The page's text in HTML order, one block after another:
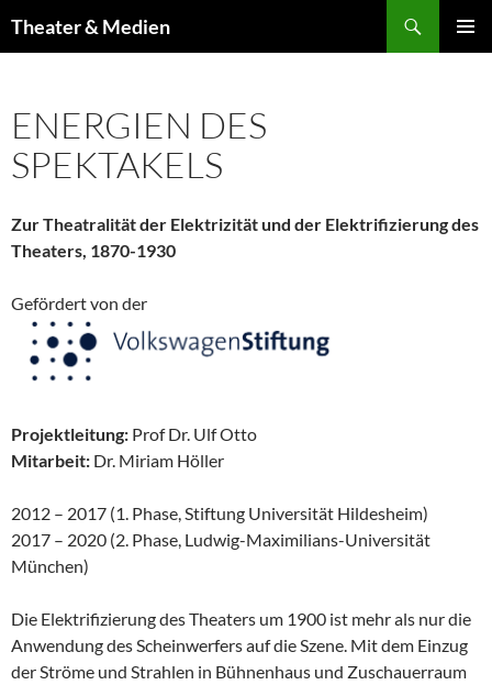
Inhalt
Theater & Medien
ENERGIEN DES
SPEKTAKELS
Zur Theatralität der Elektrizität und der Elektrifizierung des
Theaters, 1870-1930
Gefördert von der
Projektleitung: Prof Dr. Ulf Otto
Mitarbeit: Dr. Miriam Höller
2012 – 2017 (1. Phase, Stiftung Universität Hildesheim)
2017 – 2020 (2. Phase, Ludwig-Maximilians-Universität
München)
Die Elektrifizierung des Theaters um 1900 ist mehr als nur die
Anwendung des Scheinwerfers auf die Szene. Mit dem Einzug
der Ströme und Strahlen in Bühnenhaus und Zuschauerraum